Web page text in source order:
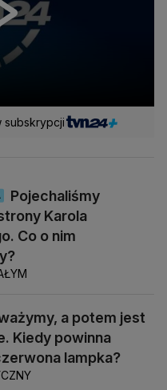
subskrypcji
Pojechaliśmy
Karola
Co o nim
a potem jest
Kiedy powinna
lampka?